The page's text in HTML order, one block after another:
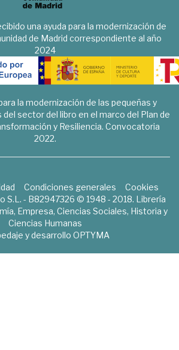
una ayuda para la modernización de
de Madrid correspondiente al año
2024
la modernización de las pequeñas y
sector del libro en el marco del Plan de
y Resiliencia. Convocatoria
2022.
Condiciones generales
Cookies
S.L. - B82947326 © 1948 - 2018. Librería
Empresa, Ciencias Sociales, Historia y
Ciencias Humanas
y desarrollo OPTYMA